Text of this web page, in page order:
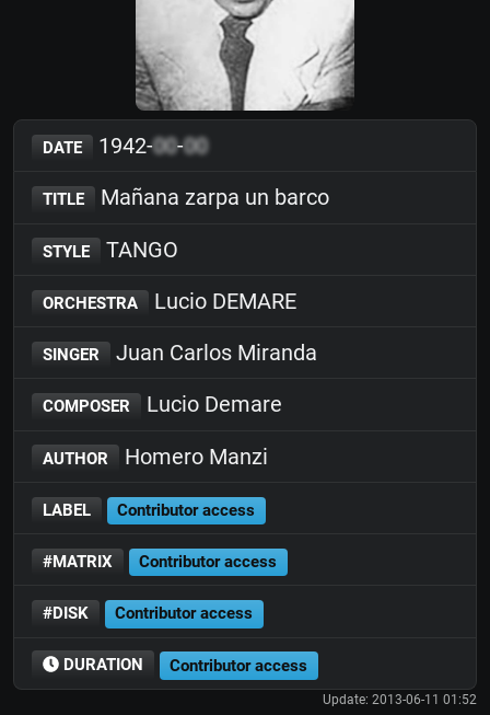
DATE 1942-00-00
TITLE Mañana zarpa un barco
STYLE TANGO
ORCHESTRA Lucio DEMARE
SINGER Juan Carlos Miranda
COMPOSER Lucio Demare
AUTHOR Homero Manzi
LABEL Contributor access
#MATRIX Contributor access
#DISK Contributor access
DURATION Contributor access
Update: 2013-06-11 01:52